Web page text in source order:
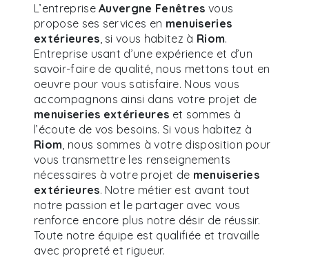
L’entrepriseAuvergne Fenêtres vous
propose ses services en menuiseries
extérieures , si vous habitez à Riom.
Entreprise usant d’une expérience et d’un
savoir-faire de qualité, nous mettons tout en
oeuvre pour vous satisfaire. Nous vous
accompagnons ainsi dans votre projet de
menuiseries extérieures et sommes à
l’écoute de vos besoins. Si vous habitez à
Riom , nous sommes à votre disposition pour
vous transmettre les renseignements
nécessaires à votre projet de menuiseries
extérieures. Notre métier est avant tout
notre passion et le partager avec vous
renforce encore plus notre désir de réussir.
Toute notre équipe est qualifiée et travaille
avec propreté et rigueur.